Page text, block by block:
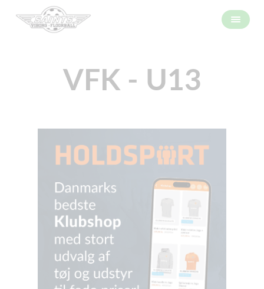
VFK - U13